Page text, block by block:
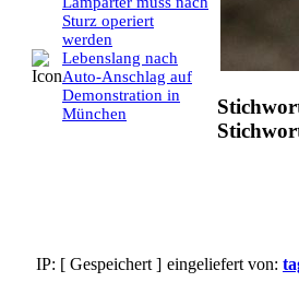
Sturz operiert
werden
Lebenslang nach
Auto-Anschlag auf
Demonstration in
München
IP: [ Gespeichert ] eingeliefert von: